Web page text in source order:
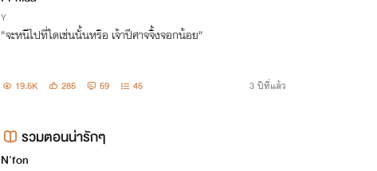
Y
"จะหนีไปที่ใดเช่นนั้นหรือ เจ้าปีศาจจิ้งจอกน้อย"
19.5K 285 59 45 3 ปีที่แล้ว
รวมตอนน่ารักๆ
N'fon